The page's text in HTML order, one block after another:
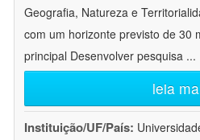
Geografia, Natureza e
com um horizonte previsto de 30
principal Desenvolver pesquisa ...
leia
Instituição/UF/País: